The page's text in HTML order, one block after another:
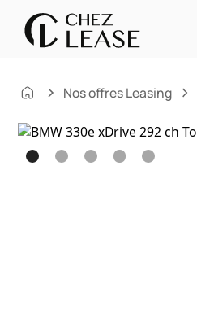
Nos offres Leasing